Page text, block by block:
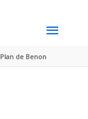
MENU
Plan de Benon